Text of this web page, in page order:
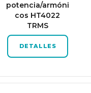
potencia/armóni
cos HT4022
TRMS
DETALLES